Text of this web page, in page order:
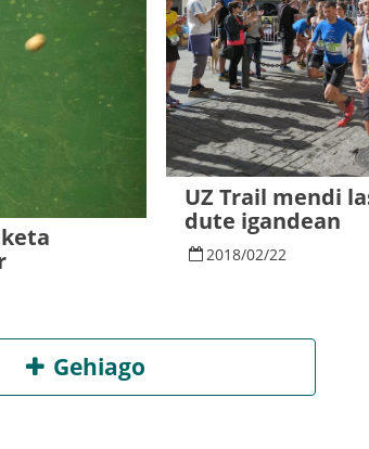
UZ Trail mendi
dute igandean
2018/02/22
Gehiago